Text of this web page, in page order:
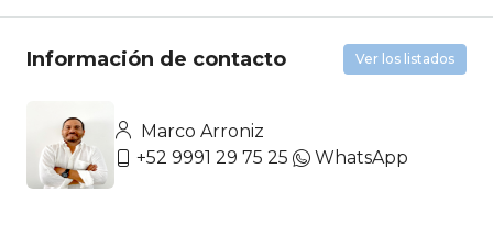
Información de contacto Ver los listados
Marco Arroniz
+52 9991 29 75 25
WhatsApp